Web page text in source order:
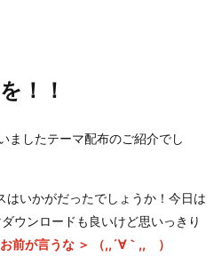
！！
ましたテーマ配布のご紹介でし
いかがだったでしょうか！今日は
ウンロードも良いけど思いっきり
お前が言うな ＞ （,,´∀｀,, ）